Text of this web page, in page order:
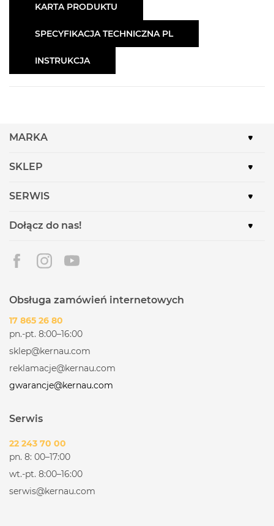
KARTA PRODUKTU
SPECYFIKACJA TECHNICZNA PL
INSTRUKCJA
MARKA
SKLEP
SERWIS
Dołącz do nas!
Obsługa zamówień internetowych
17 865 26 80
pn.-pt. 8:00–16:00
sklep@kernau.com
reklamacje@kernau.com
gwarancje@kernau.com
Serwis
22 243 70 00
pn. 8: 00–17:00
wt.-pt. 8:00–16:00
serwis@kernau.com